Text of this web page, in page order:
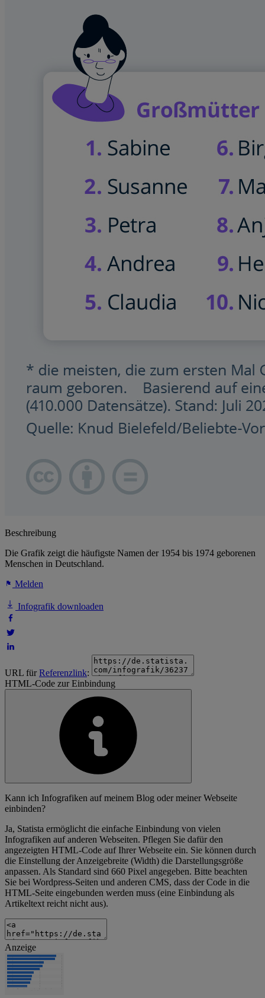
Beschreibung
Die Grafik zeigt die häufigste Namen der 1954 bis 1974 geborenen
Menschen in Deutschland.
Melden
Infografik downloaden
URL fürReferenzlink:
HTML-Code zur Einbindung
Kann ich Infografiken auf meinem Blog oder meiner Webseite
einbinden?
Ja, Statista ermöglicht die einfache Einbindung von vielen
Infografiken auf anderen Webseiten. Pflegen Sie dafür den
angezeigten HTML-Code auf Ihrer Webseite ein. Sie können durch
die Einstellung der Anzeigebreite (Width) die Darstellungsgröße
anpassen. Als Standard sind 660 Pixel angegeben. Bitte beachten
Sie bei Wordpress-Seiten und anderen CMS, dass der Code in die
HTML-Seite eingebunden werden muss (eine Einbindung als
Artikeltext reicht nicht aus).
Anzeige